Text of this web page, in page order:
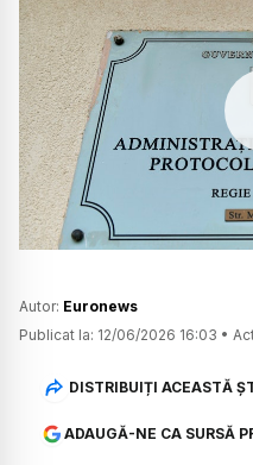
Autor: Euronews
Publicat la: 12/06/2026 16:03 •
DISTRIBUIȚI ACEASTĂ
ADAUGĂ-NE CA SURSĂ